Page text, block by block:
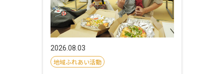
2026.08.03
地域ふれあい活動